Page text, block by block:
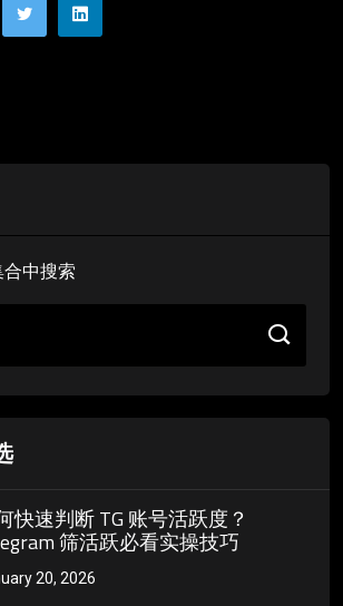
中搜索
快速判断 TG 账号活跃度？
筛活跃必看实操技巧
20, 2026